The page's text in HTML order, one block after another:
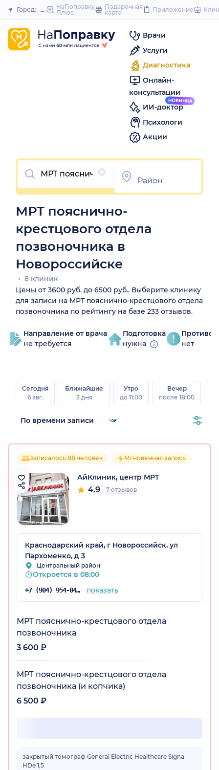
to
Закрыть
Город: Новороссийск
НаПоправку
Плюс
Подарочная
карта
Приложение
Врачи
Услуги
Диагностика
Онлайн-
консультации
ИИ-доктор
Психологи
Акции
Очистить
МРТ пояснично-
крестцового отдела
позвоночника в
Новороссийске
8 клиник
Цены от 3600 руб. до 6500 руб.. Выберите клинику
для записи на МРТ пояснично-крестцового отдела
позвоночника по рейтингу на базе 233 отзывов.
Направление от врача
не требуется
Подготовка
нужна
нет
Сегодня
6 авг.
Ближайшие
3 дня
Утро
до 11:00
Вечер
после 18:00
Записалось 88 человек Мгновенная запись
АйКлиник, центр МРТ
4.9 7 отзывов
Краснодарский край, г Новороссийск, ул
Пархоменко, д 3
Центральный район
Откроется в 08:00
+7 (904) 954-04-80 показать
МРТ пояснично-крестцового отдела
позвоночника
3 600 ₽
МРТ пояснично-крестцового отдела
позвоночника (и копчика)
6 500 ₽
закрытый томограф General Electric Healthcare Signa
HDe 1,5